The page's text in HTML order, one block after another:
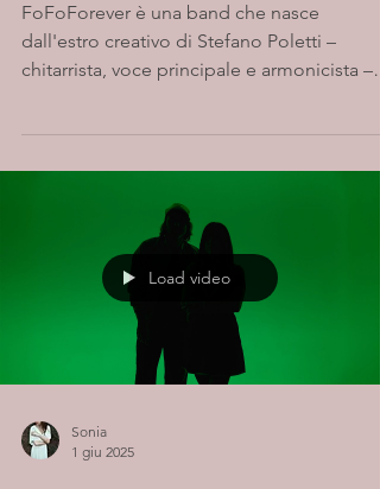
FoFoForever è una band che nasce
dall'estro creativo di Stefano Poletti –
chitarrista, voce principale e armonicista –
Load video
Sonia
1 giu 2025